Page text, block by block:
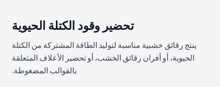
تحضير وقود الكتلة الحيوية
ينتج رقائق خشبية مناسبة لتوليد الطاقة المشتركة من الكتلة
الحيوية، أو أفران رقائق الخشب، أو تحضير الأعلاف المتعلقة
بالقوالب المضغوطة.